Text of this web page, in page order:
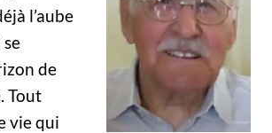
l’aube
de
Tout
vie qui